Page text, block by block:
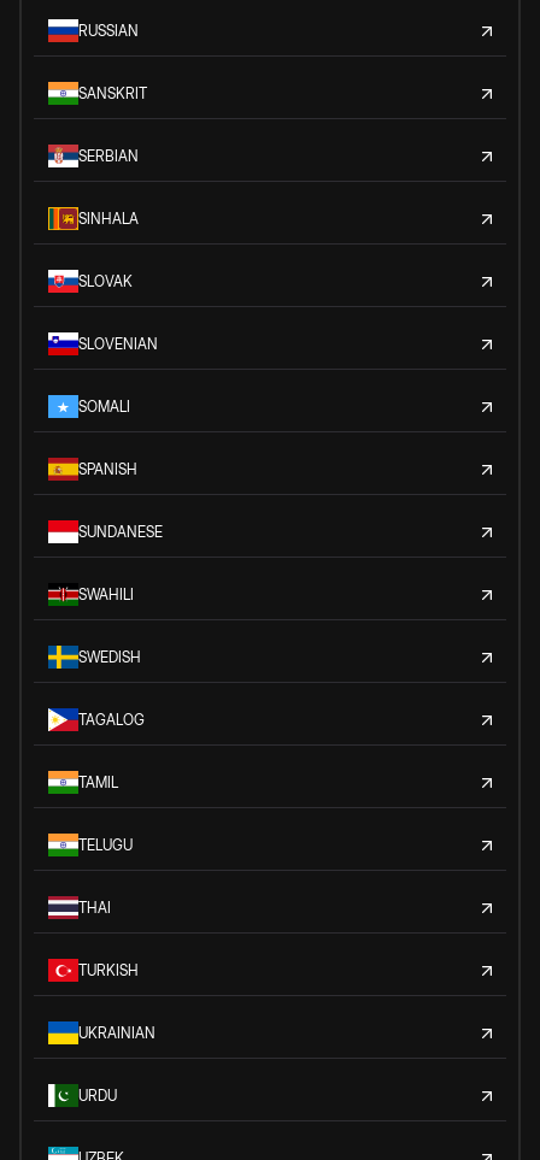
RUSSIAN
SANSKRIT
SERBIAN
SINHALA
SLOVAK
SLOVENIAN
SOMALI
SPANISH
SUNDANESE
SWAHILI
SWEDISH
TAGALOG
TAMIL
TELUGU
THAI
TURKISH
UKRAINIAN
URDU